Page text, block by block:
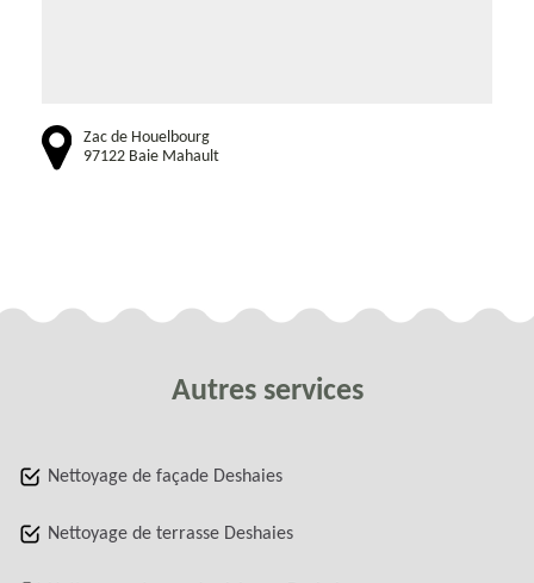
Zac de Houelbourg
97122 Baie Mahault
Autres services
Nettoyage de façade Deshaies
Nettoyage de terrasse Deshaies